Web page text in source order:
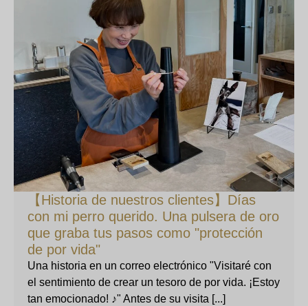
【Historia de nuestros clientes】Días
con mi perro querido. Una pulsera de oro
que graba tus pasos como "protección
de por vida"
Una historia en un correo electrónico "Visitaré con
el sentimiento de crear un tesoro de por vida. ¡Estoy
tan emocionado! ♪" Antes de su visita [...]